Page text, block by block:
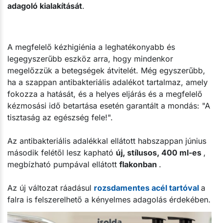
adagoló kialakítását.
A megfelelő kézhigiénia a leghatékonyabb és
legegyszerűbb eszköz arra, hogy mindenkor
megelőzzük a betegségek átvitelét. Még egyszerűbb,
ha a szappan antibakteriális adalékot tartalmaz, amely
fokozza a hatását, és a helyes eljárás és a megfelelő
kézmosási idő betartása esetén garantált a mondás: "A
tisztaság az egészség fele!".
Az antibakteriális adalékkal ellátott habszappan június
második felétől lesz kapható új, stílusos, 400 ml-es ,
megbízható pumpával ellátott flakonban .
Az új változat ráadásul rozsdamentes acél tartóval a
falra is felszerelhető a kényelmes adagolás érdekében.